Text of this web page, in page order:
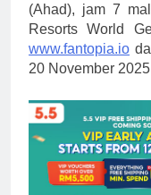
(Ahad), jam 7
Resorts World
www.fantopia.io
20 November